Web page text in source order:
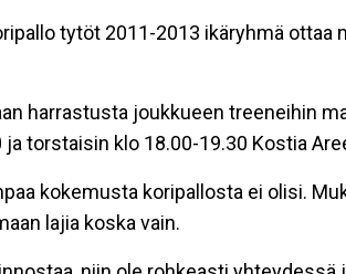
tytöt 2011-2013 ikäryhmä ottaa
harrastusta joukkueen treeneihin
torstaisin klo 18.00-19.30 Kostia
kokemusta koripallosta ei olisi.
lajia koska vain.